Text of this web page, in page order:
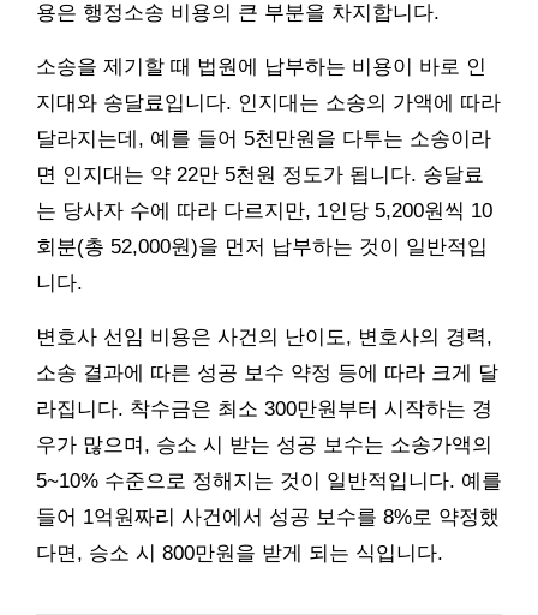
용은 행정소송 비용의 큰 부분을 차지합니다.
소송을 제기할 때 법원에 납부하는 비용이 바로 인
지대와 송달료입니다. 인지대는 소송의 가액에 따라
달라지는데, 예를 들어 5천만원을 다투는 소송이라
면 인지대는 약 22만 5천원 정도가 됩니다. 송달료
는 당사자 수에 따라 다르지만, 1인당 5,200원씩 10
회분(총 52,000원)을 먼저 납부하는 것이 일반적입
니다.
변호사 선임 비용은 사건의 난이도, 변호사의 경력,
소송 결과에 따른 성공 보수 약정 등에 따라 크게 달
라집니다. 착수금은 최소 300만원부터 시작하는 경
우가 많으며, 승소 시 받는 성공 보수는 소송가액의
5~10% 수준으로 정해지는 것이 일반적입니다. 예를
들어 1억원짜리 사건에서 성공 보수를 8%로 약정했
다면, 승소 시 800만원을 받게 되는 식입니다.